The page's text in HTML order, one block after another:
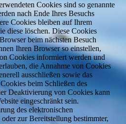
Cookies sind so genannte
nach Ende Ihres Besuchs
Cookies bleiben auf Ihrem
diese löschen. Diese Cookies
beim nächsten Besuch
Ihren Browser so einstellen,
Cookies informiert werden und
die Annahme von Cookies
ausschließen sowie das
beim Schließen des
Deaktivierung von Cookies kann
eingeschränkt sein.
des elektronischen
zur Bereitstellung bestimmter,